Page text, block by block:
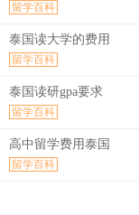
留学百科
泰国读大学的费用
留学百科
泰国读研gpa要求
留学百科
高中留学费用泰国
留学百科